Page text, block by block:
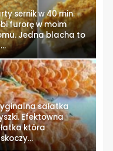
sernik w 40 min.
furorę w moim
Jedna blacha to
sałatka
Efektowna
która